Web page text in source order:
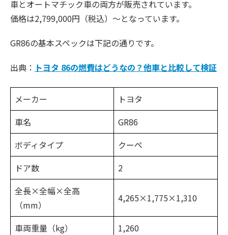
車とオートマチック車の両方が販売されています。
価格は2,799,000円（税込）〜となっています。
GR86の基本スペックは下記の通りです。
出典： トヨタ 86の燃費はどうなの？他車と比較して検証
メーカー
トヨタ
車名
GR86
ボディタイプ
クーペ
ドア数
2
全長×全幅×全高
（mm）
4,265×1,775×1,310
車両重量（kg）
1,260